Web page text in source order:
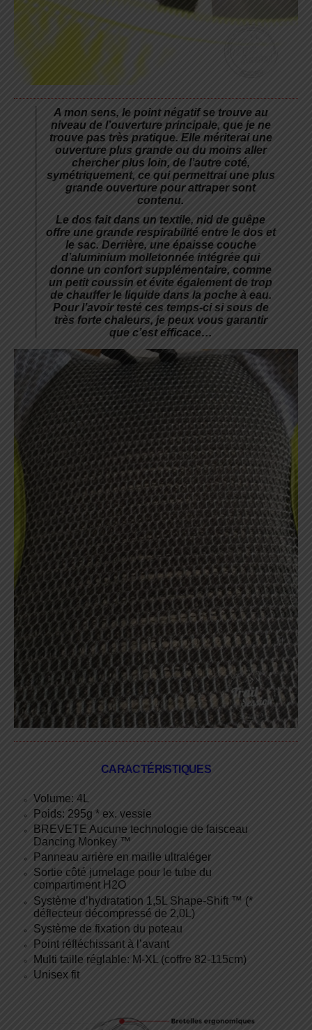
A mon sens, le point négatif se trouve au
niveau de l’ouverture principale, que je ne
trouve pas très pratique. Elle mériterai une
ouverture plus grande ou du moins aller
chercher plus loin, de l’autre coté,
symétriquement, ce qui permettrai une plus
grande ouverture pour attraper sont
contenu.
Le dos fait dans un textile, nid de guêpe
offre une grande respirabilité entre le dos et
le sac. Derrière, une épaisse couche
d’aluminium molletonnée intégrée qui
donne un confort supplémentaire, comme
un petit coussin et évite également de trop
de chauffer le liquide dans la poche à eau.
Pour l’avoir testé ces temps-ci si sous de
très forte chaleurs, je peux vous garantir
que c’est efficace…
CARACTÉRISTIQUES
Volume: 4L
Poids: 295g * ex. vessie
BREVETE Aucune technologie de faisceau
Dancing Monkey ™
Panneau arrière en maille ultraléger
Sortie côté jumelage pour le tube du
compartiment H2O
Système d’hydratation 1,5L Shape-Shift ™ (*
déflecteur décompressé de 2,0L)
Système de fixation du poteau
Point réfléchissant à l’avant
Multi taille réglable: M-XL (coffre 82-115cm)
Unisex fit